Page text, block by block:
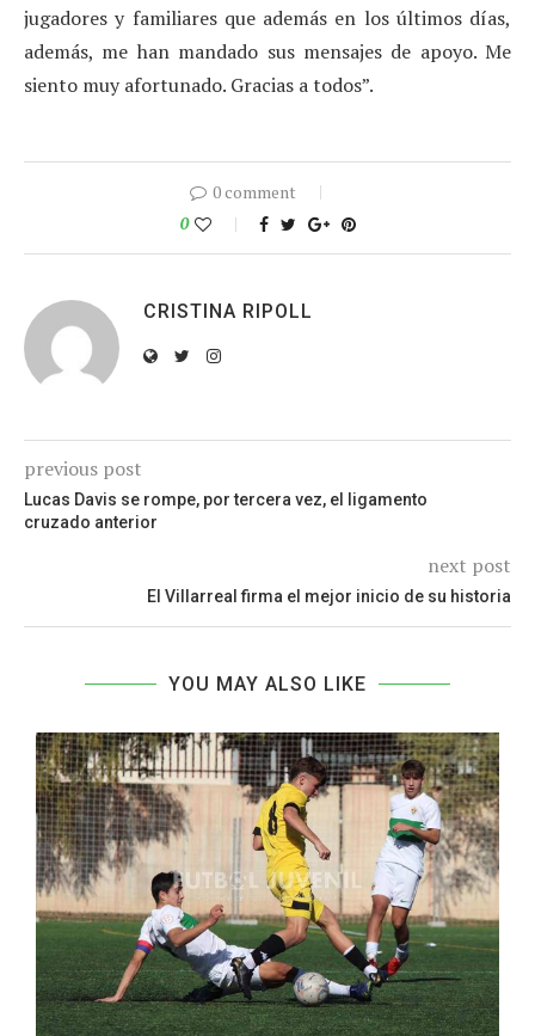
jugadores y familiares que además en los últimos días,
además, me han mandado sus mensajes de apoyo. Me
siento muy afortunado. Gracias a todos”.
0 comment
0
CRISTINA RIPOLL
previous post
Lucas Davis se rompe, por tercera vez, el ligamento
cruzado anterior
next post
El Villarreal firma el mejor inicio de su historia
YOU MAY ALSO LIKE